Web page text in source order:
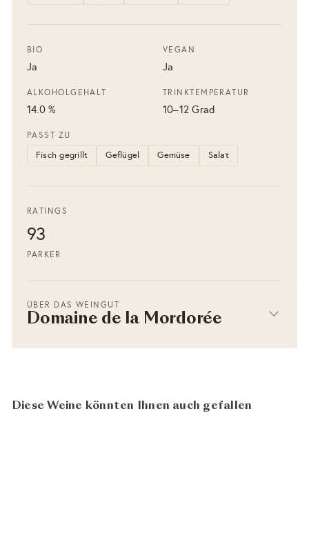
BIO
Ja
VEGAN
Ja
ALKOHOLGEHALT
14.0 %
TRINKTEMPERATUR
10–12 Grad
PASST ZU
Fisch gegrillt Geflügel Gemüse Salat
RATINGS
93
PARKER
ÜBER DAS WEINGUT
Domaine de la Mordorée
Diese Weine könnten Ihnen auch gefallen